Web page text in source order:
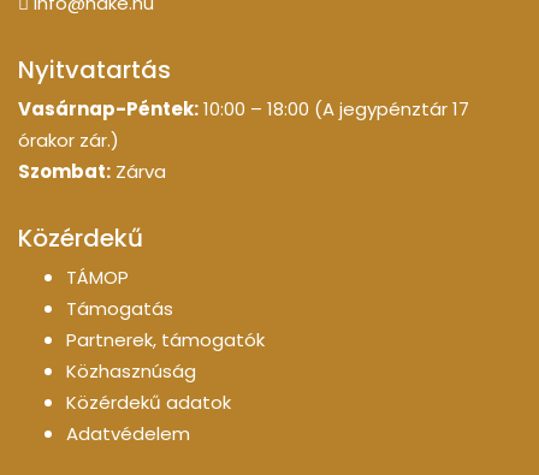
Nyitvatartás
Vasárnap-Péntek:10:00 – 18:00 (A jegypénztár 17
órakor zár.)
Szombat: Zárva
Közérdekű
TÁMOP
Támogatás
Partnerek, támogatók
Közhasznúság
Közérdekű adatok
Adatvédelem